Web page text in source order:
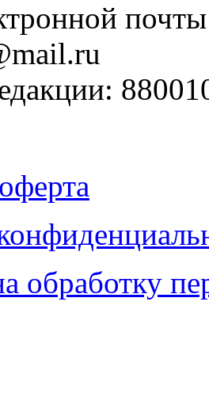
обработку